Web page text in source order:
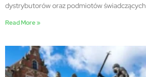
dystrybutorów oraz podmiotów świadczących
Read More »